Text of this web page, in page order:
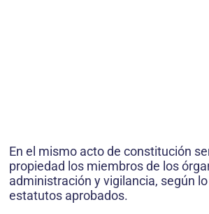
En el mismo acto de constitución
propiedad los miembros de los
administración y vigilancia, según
estatutos aprobados.